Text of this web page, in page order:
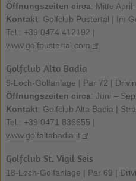
Öffnungszeiten circa: Mitte April
Kontakt: Golfclub Pustertal | Im
Tel.: +39 0474 412192 |
www.golfpustertal.com
Golfclub Alta Badia
9-Loch-Golfanlage | Par 72 |
Öffnungszeiten circa: Juni –
Kontakt: Golfclub Alta Badia |
Tel.: +39 0471 836655 |
www.golfaltabadia.it
Golfclub St. Vigil Seis
18-Loch-Golfanlage | Par 69 |